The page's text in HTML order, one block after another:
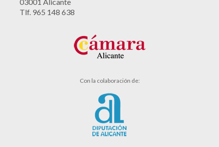
Tlf. 965 148 638
Con la colaboración de: